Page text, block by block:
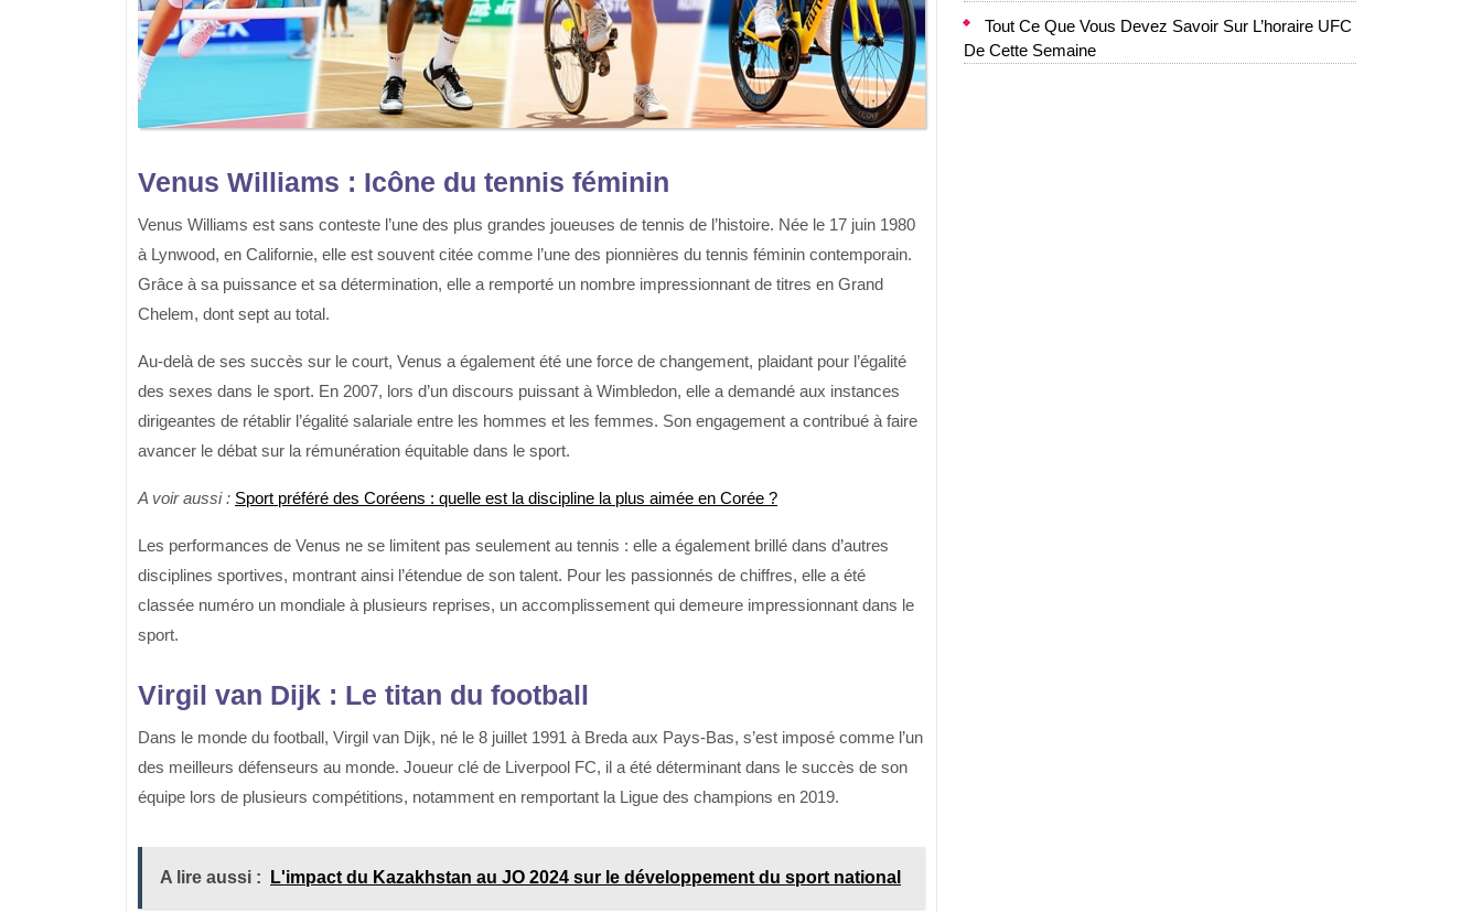
Venus Williams : Icône du tennis féminin
Venus Williams est sans conteste l’une des plus grandes joueuses de tennis de l’histoire. Née le 17 juin 1980
à Lynwood, en Californie, elle est souvent citée comme l’une des pionnières du tennis féminin contemporain.
Grâce à sa puissance et sa détermination, elle a remporté un nombre impressionnant de titres en Grand
Chelem, dont sept au total.
Au-delà de ses succès sur le court, Venus a également été une force de changement, plaidant pour l’égalité
des sexes dans le sport. En 2007, lors d’un discours puissant à Wimbledon, elle a demandé aux instances
dirigeantes de rétablir l’égalité salariale entre les hommes et les femmes. Son engagement a contribué à faire
avancer le débat sur la rémunération équitable dans le sport.
A voir aussi : Sport préféré des Coréens : quelle est la discipline la plus aimée en Corée ?
Les performances de Venus ne se limitent pas seulement au tennis : elle a également brillé dans d’autres
disciplines sportives, montrant ainsi l’étendue de son talent. Pour les passionnés de chiffres, elle a été
classée numéro un mondiale à plusieurs reprises, un accomplissement qui demeure impressionnant dans le
sport.
Virgil van Dijk : Le titan du football
Dans le monde du football, Virgil van Dijk, né le 8 juillet 1991 à Breda aux Pays-Bas, s’est imposé comme l’un
des meilleurs défenseurs au monde. Joueur clé de Liverpool FC, il a été déterminant dans le succès de son
équipe lors de plusieurs compétitions, notamment en remportant la Ligue des champions en 2019.
A lire aussi : L'impact du Kazakhstan au JO 2024 sur le développement du sport national
Tout Ce Que Vous Devez Savoir Sur L’horaire UFC
De Cette Semaine